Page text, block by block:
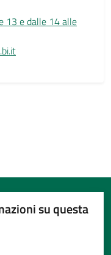
13 e dalle 14 alle
su questa